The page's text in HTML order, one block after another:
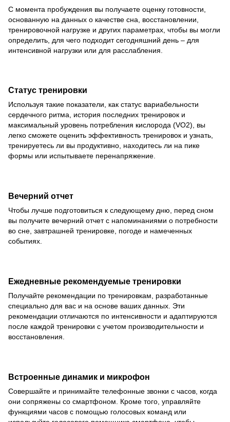
С момента пробуждения вы получаете оценку готовности,
основанную на данных о качестве сна, восстановлении,
тренировочной нагрузке и других параметрах, чтобы вы могли
определить, для чего подходит сегодняшний день – для
интенсивной нагрузки или для расслабления.
Статус тренировки
Используя такие показатели, как статус вариабельности
сердечного ритма, история последних тренировок и
максимальный уровень потребления кислорода (VO2), вы
легко сможете оценить эффективность тренировок и узнать,
тренируетесь ли вы продуктивно, находитесь ли на пике
формы или испытываете перенапряжение.
Вечерний отчет
Чтобы лучше подготовиться к следующему дню, перед сном
вы получите вечерний отчет с напоминаниями о потребности
во сне, завтрашней тренировке, погоде и намеченных
событиях.
Ежедневные рекомендуемые тренировки
Получайте рекомендации по тренировкам, разработанные
специально для вас и на основе ваших данных. Эти
рекомендации отличаются по интенсивности и адаптируются
после каждой тренировки с учетом производительности и
восстановления.
Встроенные динамик и микрофон
Совершайте и принимайте телефонные звонки с часов, когда
они сопряжены со смартфоном. Кроме того, управляйте
функциями часов с помощью голосовых команд или